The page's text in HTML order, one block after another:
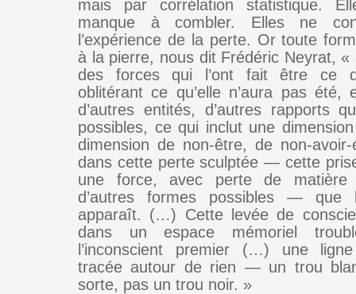
mais par corrélation statistique.
manque à combler. Elles ne
l’expérience de la perte. Or toute
à la pierre, nous dit Frédéric Neyrat,
des forces qui l’ont fait être ce
oblitérant ce qu’elle n’aura pas été,
d’autres entités, d’autres rapports
possibles, ce qui inclut une
dimension de non-être, de non-
dans cette perte sculptée — cette
une force, avec perte de matière
d’autres formes possibles — que
apparaît. (…) Cette levée de
dans un espace mémoriel
l’inconscient premier (…) une
tracée autour de rien — un trou
sorte, pas un trou noir. »